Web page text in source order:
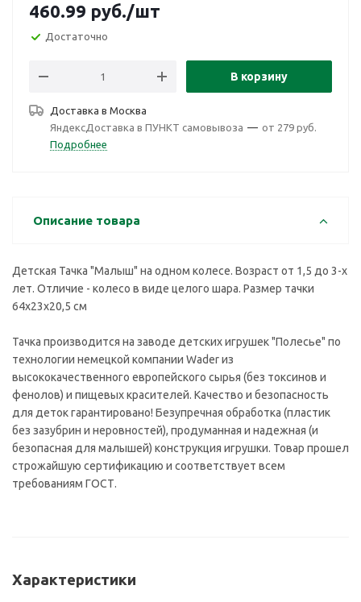
460.99 руб./шт
Достаточно
В корзину
Доставка в Москва
ЯндексДоставка в ПУНКТ самовывоза — от 279 руб.
Подробнее
Описание товара
Детская Тачка "Малыш" на одном колесе. Возраст от 1,5 до 3-х
лет. Отличие - колесо в виде целого шара. Размер тачки
64х23х20,5 см
Тачка производится на заводе детских игрушек "Полесье" по
технологии немецкой компании Wader из
высококачественного европейского сырья (без токсинов и
фенолов) и пищевых красителей. Качество и безопасность
для деток гарантировано! Безупречная обработка (пластик
без зазубрин и неровностей), продуманная и надежная (и
безопасная для малышей) конструкция игрушки. Товар прошел
строжайшую сертификацию и соответствует всем
требованиям ГОСТ.
Характеристики